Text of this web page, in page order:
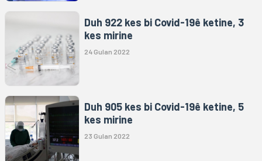
Duh 922 kes bi Covid-19ê ketine, 3
kes mirine
24 Gulan 2022
Duh 905 kes bi Covid-19ê ketine, 5
kes mirine
23 Gulan 2022